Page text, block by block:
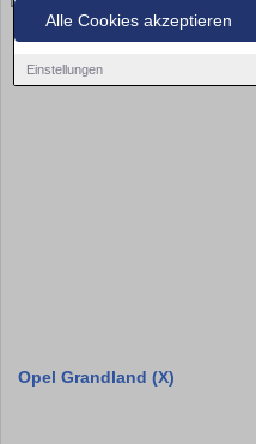
Alle Cookies akzeptieren
Einstellungen
Opel Grandland (X)